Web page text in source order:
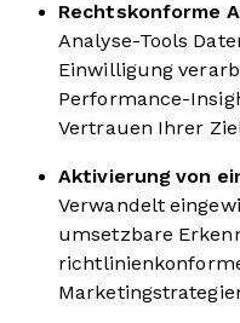
Rechtskonforme
Analyse-Tools
Einwilligung
Performance-
Vertrauen Ihrer
Aktivierung von
Verwandelt
umsetzbare